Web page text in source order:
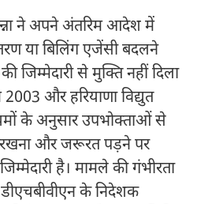
ने अपने अंतरिम आदेश में
या बिलिंग एजेंसी बदलने
जिम्मेदारी से मुक्ति नहीं दिला
और हरियाणा विद्युत
के अनुसार उपभोक्ताओं से
रखना और जरूरत पड़ने पर
है। मामले की गंभीरता
के निदेशक